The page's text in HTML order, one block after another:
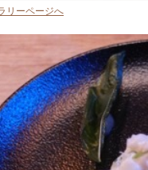
リーページへ